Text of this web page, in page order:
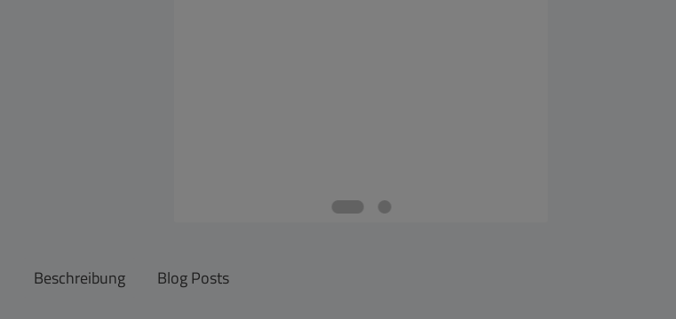
Beschreibung Blog Posts